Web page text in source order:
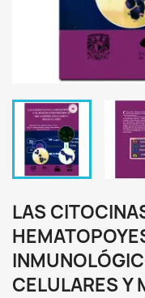
LAS
CELULARES Y